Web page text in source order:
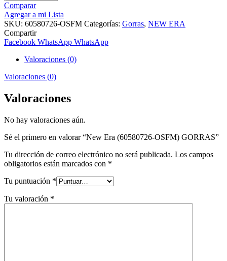
Comparar
Agregar a mi Lista
SKU: 60580726-OSFM Categorías: Gorras, NEW ERA
Compartir
Facebook WhatsApp WhatsApp
Valoraciones (0)
Valoraciones (0)
Valoraciones
No hay valoraciones aún.
Sé el primero en valorar “New Era (60580726-OSFM) GORRAS”
Tu dirección de correo electrónico no será publicada. Los campos
obligatorios están marcados con *
Tu puntuación *
Tu valoración *